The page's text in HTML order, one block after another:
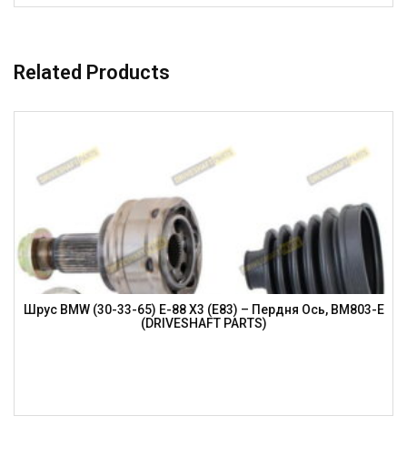
Related Products
Шрус BMW (30-33-65) E-88 X3 (E83) – Пердня Ось, BM803-E
(DRIVESHAFT PARTS)